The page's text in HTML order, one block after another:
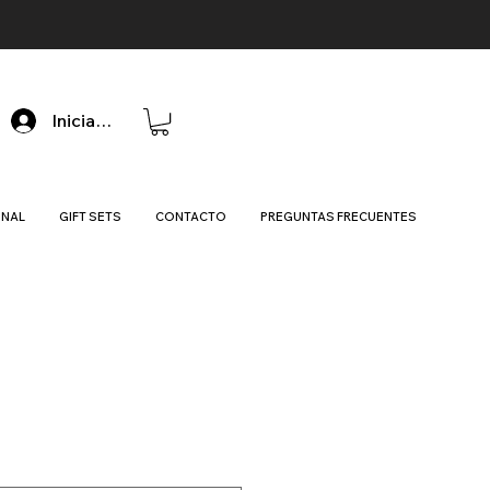
Iniciar sesión
GIFT SETS CONTACTO PREGUNTAS FRECUENTES